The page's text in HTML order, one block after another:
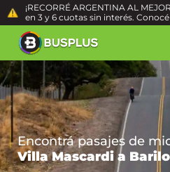
¡RECORRÉ ARGENTINA AL
en 3 y 6 cuotas sin interés.
Encontrá pasajes de
Villa Mascardi a